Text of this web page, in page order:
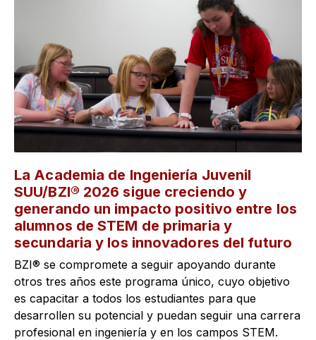
La Academia de Ingeniería Juvenil
SUU/BZI® 2026 sigue creciendo y
generando un impacto positivo entre los
alumnos de STEM de primaria y
secundaria y los innovadores del futuro
BZI® se compromete a seguir apoyando durante
otros tres años este programa único, cuyo objetivo
es capacitar a todos los estudiantes para que
desarrollen su potencial y puedan seguir una carrera
profesional en ingeniería y en los campos STEM.